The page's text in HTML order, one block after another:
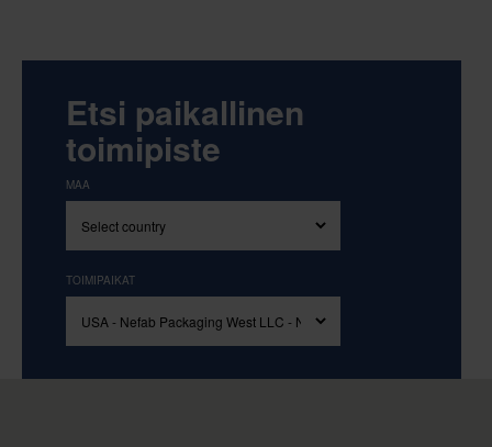
Etsi paikallinen
toimipiste
MAA
TOIMIPAIKAT